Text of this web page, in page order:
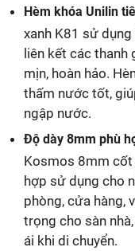
Hèm khóa Unilin
xanh K81 sử
liên kết các thanh
mịn, hoàn hảo.
thấm nước tốt,
ngập nước.
Độ dày 8mm phù
Kosmos 8mm cốt
hợp sử dụng cho
phòng, cửa hàng,
trọng cho sàn
ái khi di chuyển.